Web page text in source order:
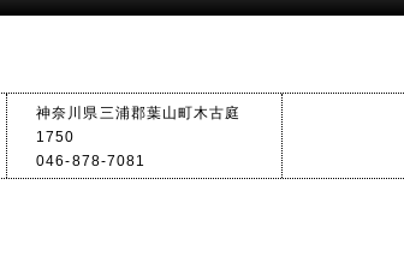
神奈川県三浦郡葉山町木古庭
1750
046-878-7081